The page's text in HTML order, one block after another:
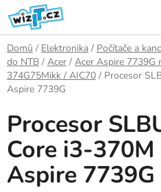
Přejít
na
obsah
Domů / Elektronika / Počítače a
do NTB / Acer / Acer Aspire 7739G
374G75Mikk / AIC70 / Procesor
Aspire 7739G
Procesor
Core i3-370M
Aspire 7739G